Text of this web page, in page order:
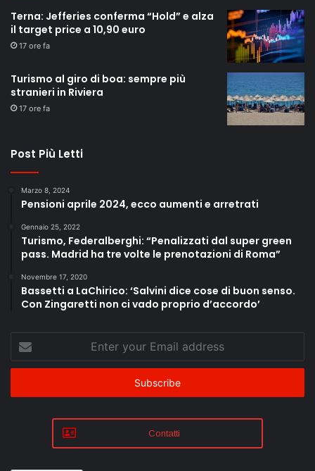
Terna: Jefferies conferma “Hold” e alza
il target price a 10,90 euro
17 ore fa
Turismo al giro di boa: sempre più
stranieri in Riviera
17 ore fa
Post Più Letti
Marzo 8, 2024
Pensioni aprile 2024, ecco aumenti e arretrati
Gennaio 25, 2022
Turismo, Federalberghi: “Penalizzati dal super green
pass. Madrid ha tre volte le prenotazioni di Roma”
Novembre 17, 2020
Bassetti a LaChirico: ‘Salvini dice cose di buon senso.
Con Zingaretti non ci vado proprio d’accordo’
your
Email
Contatti